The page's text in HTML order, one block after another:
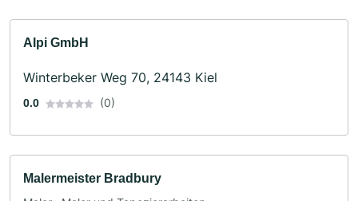
Alpi GmbH
Winterbeker Weg 70, 24143 Kiel
0.0 (0)
Malermeister Bradbury